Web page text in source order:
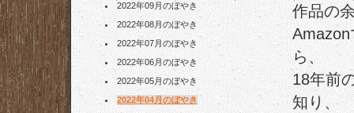
2022年09月のぼやき
2022年08月のぼやき
2022年07月のぼやき
2022年06月のぼやき
2022年05月のぼやき
2022年04月のぼやき
作品の
ら、
18年前
知り、